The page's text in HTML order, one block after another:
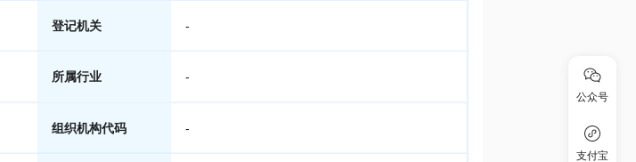
登记机关 -
所属行业 -
组织机构代码 -
公众号
支付宝